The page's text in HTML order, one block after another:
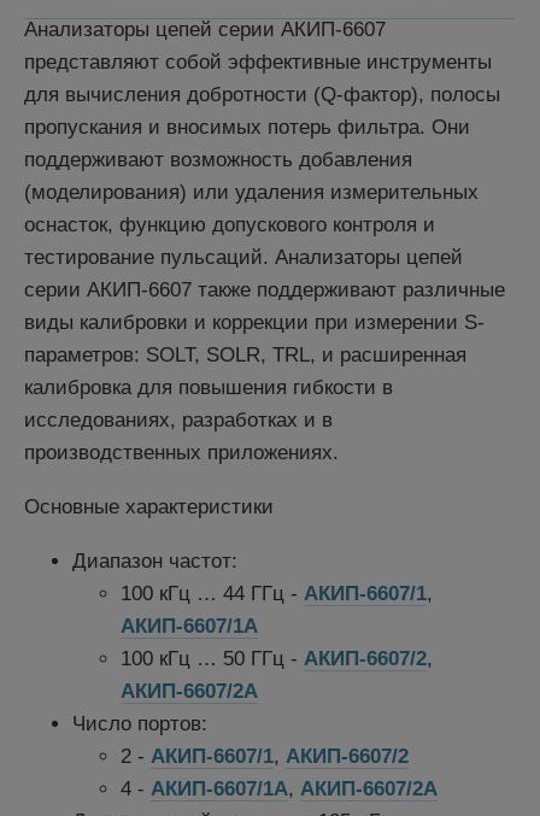
Анализаторы цепей серии АКИП-6607
представляют собой эффективные инструменты
для вычисления добротности (Q-фактор), полосы
пропускания и вносимых потерь фильтра. Они
поддерживают возможность добавления
(моделирования) или удаления измерительных
оснасток, функцию допускового контроля и
тестирование пульсаций. Анализаторы цепей
серии АКИП-6607 также поддерживают различные
виды калибровки и коррекции при измерении S-
параметров: SOLT, SOLR, TRL, и расширенная
калибровка для повышения гибкости в
исследованиях, разработках и в
производственных приложениях.
Основные характеристики
Диапазон частот:
100 кГц … 44 ГГц - АКИП-6607/1,
АКИП-6607/1А
100 кГц … 50 ГГц - АКИП-6607/2,
АКИП-6607/2А
Число портов:
2 - АКИП-6607/1, АКИП-6607/2
4 - АКИП-6607/1А, АКИП-6607/2А